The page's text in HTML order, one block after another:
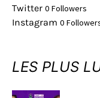
Twitter 0 Followers
Instagram 0
LES PLUS